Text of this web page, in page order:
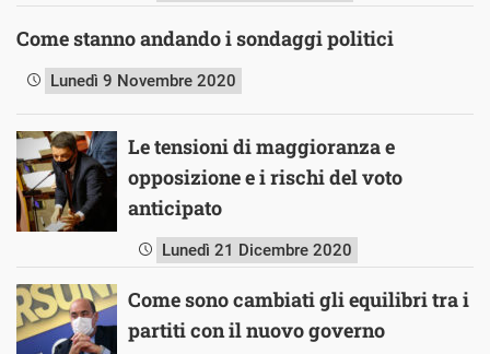
Come stanno andando i sondaggi politici
Lunedì 9 Novembre 2020
Le tensioni di maggioranza e
opposizione e i rischi del voto
anticipato
Lunedì 21 Dicembre 2020
Come sono cambiati gli equilibri tra i
partiti con il nuovo governo